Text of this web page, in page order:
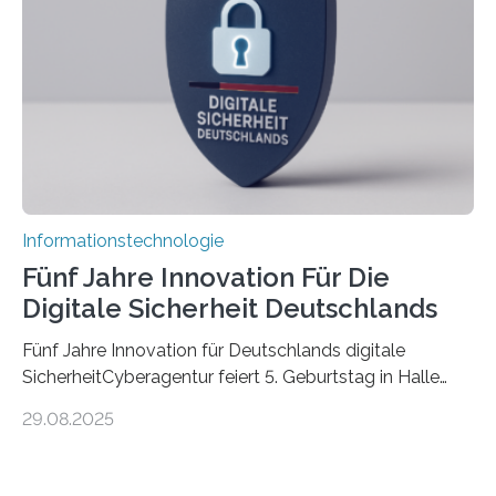
kognitiven Robotern beschäftigen – also mit Robotern,
die mittels Sensoren ihre Umgebung erfassen,
Informationen verarbeiten und häufig auch mit…
Informationstechnologie
Fünf Jahre Innovation Für Die
Digitale Sicherheit Deutschlands
Fünf Jahre Innovation für Deutschlands digitale
SicherheitCyberagentur feiert 5. Geburtstag in Halle
ErfolgeDie Agentur für Innovation in der
29.08.2025